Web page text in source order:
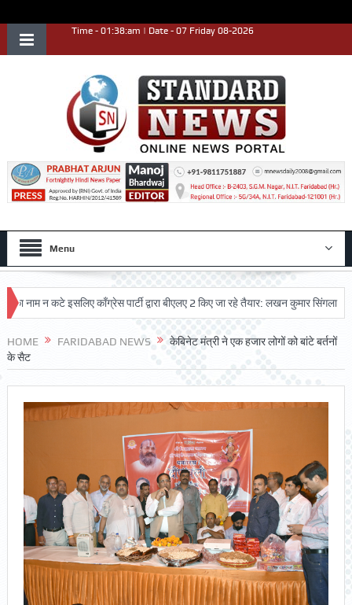
Time - 01:38:am | Date - 07 Friday 08-2026
Menu
न कटे इसलिए काँग्रेस पार्टी द्वारा बीएलए 2 किए जा रहे तैयार: लखन कुमार सिंगला
HOME FARIDABAD NEWS
केबिनेट मंत्री ने एक हजार लोगों को बांटे बर्तनों
के सैट